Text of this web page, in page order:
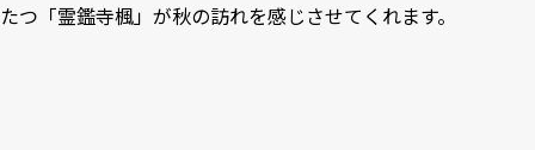
たつ「霊鑑寺楓」が秋の訪れを感じさせてくれます。